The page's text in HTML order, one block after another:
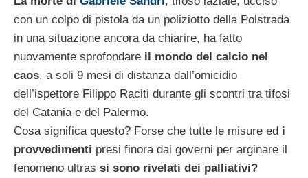
con un colpo di pistola da un poliziotto della Polstrada
in una situazione ancora da chiarire, ha fatto
nuovamente sprofondare il mondo del calcio nel
caos, a soli 9 mesi di distanza dall’omicidio
dell’ispettore Filippo Raciti durante gli scontri tra tifosi
del Catania e del Palermo.
Cosa significa questo? Forse che tutte le misure ed i
provvedimenti presi finora dai governi per arginare il
fenomeno ultras si sono rivelati dei palliativi?